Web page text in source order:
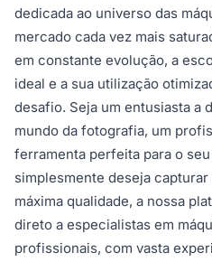
dedicada ao universo das
mercado cada vez mais
em constante evolução, a
ideal e a sua utilização
desafio. Seja um entusiasta a
mundo da fotografia, um
ferramenta perfeita para o
simplesmente deseja
máxima qualidade, a nossa
direto a especialistas em
profissionais, com vasta